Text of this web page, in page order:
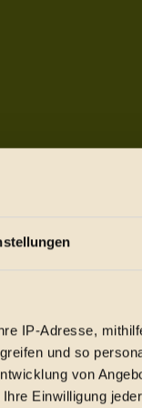
IP-Adresse,
und so
von
Einwilligung